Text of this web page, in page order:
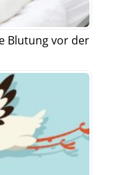
Blutung vor der